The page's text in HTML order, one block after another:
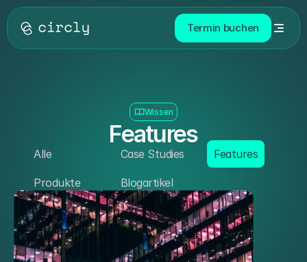
Termin buchen
Wissen
Features
Alle Case Studies Features
Produkte Blogartikel